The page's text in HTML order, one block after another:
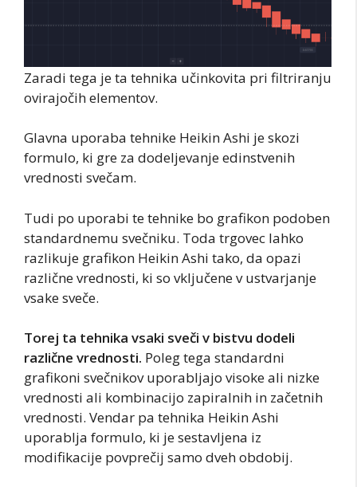
Zaradi tega je ta tehnika učinkovita pri filtriranju
ovirajočih elementov.
Glavna uporaba tehnike Heikin Ashi je skozi
formulo, ki gre za dodeljevanje edinstvenih
vrednosti svečam.
Tudi po uporabi te tehnike bo grafikon podoben
standardnemu svečniku. Toda trgovec lahko
razlikuje grafikon Heikin Ashi tako, da opazi
različne vrednosti, ki so vključene v ustvarjanje
vsake sveče.
Torej ta tehnika vsaki sveči v bistvu dodeli
različne vrednosti. Poleg tega standardni
grafikoni svečnikov uporabljajo visoke ali nizke
vrednosti ali kombinacijo zapiralnih in začetnih
vrednosti. Vendar pa tehnika Heikin Ashi
uporablja formulo, ki je sestavljena iz
modifikacije povprečij samo dveh obdobij.